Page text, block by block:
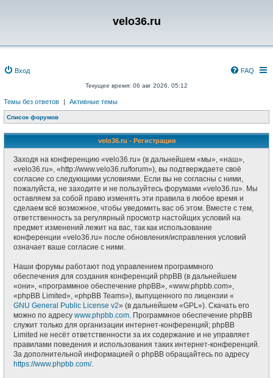
velo36.ru
Вход FAQ
Текущее время: 06 авг 2026, 05:12
Темы без ответов | Активные темы
Список форумов
velo36.ru - Регистрация
Заходя на конференцию «velo36.ru» (в дальнейшем «мы», «наш»,
«velo36.ru», «http://www.velo36.ru/forum»), вы подтверждаете своё
согласие со следующими условиями. Если вы не согласны с ними,
пожалуйста, не заходите и не пользуйтесь форумами «velo36.ru». Мы
оставляем за собой право изменять эти правила в любое время и
сделаем всё возможное, чтобы уведомить вас об этом. Вместе с тем,
ответственность за регулярный просмотр настойщих условий на
предмет изменений лежит на вас, так как использование
конференции «velo36.ru» после обновления/исправления условий
означает ваше согласие с ними.
Наши форумы работают под управлением программного
обеспечения для создания конференций phpBB (в дальнейшем
«они», «программное обеспечение phpBB», «www.phpbb.com»,
«phpBB Limited», «phpBB Teams»), выпущенного по лицензии «
GNU General Public License v2» (в дальнейшем «GPL»). Скачать его
можно по адресу www.phpbb.com. Программное обеспечение phpBB
служит только для организации интернет-конференций; phpBB
Limited не несёт ответственности за их содержание и не управляет
правилами поведения и использования таких интернет-конференций.
За дополнительной информацией о phpBB обращайтесь по адресу
https://www.phpbb.com/.